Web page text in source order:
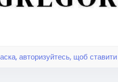
авторизуйтесь, щоб